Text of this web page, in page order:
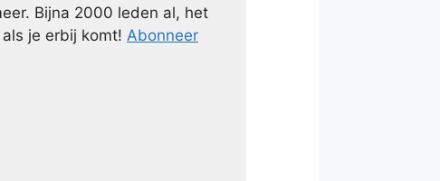
Bijna 2000 leden al, het
je erbij komt! Abonneer